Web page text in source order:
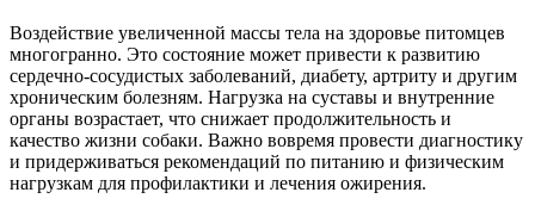
Воздействие увеличенной массы тела на здоровье питомцев
многогранно. Это состояние может привести к развитию
сердечно-сосудистых заболеваний, диабету, артриту и другим
хроническим болезням. Нагрузка на суставы и внутренние
органы возрастает, что снижает продолжительность и
качество жизни собаки. Важно вовремя провести диагностику
и придерживаться рекомендаций по питанию и физическим
нагрузкам для профилактики и лечения ожирения.